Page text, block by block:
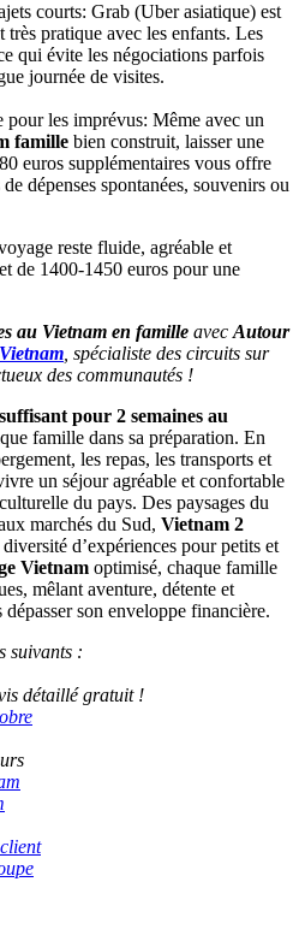
courts: Grab (Uber asiatique) est
très pratique avec les enfants. Les
qui évite les négociations parfois
journée de visites.
pour les imprévus: Même avec un
famille bien construit, laisser une
euros supplémentaires vous offre
dépenses spontanées, souvenirs ou
reste fluide, agréable et
de 1400-1450 euros pour une
au Vietnam en famille avec Autour
, spécialiste des circuits sur
des communautés !
pour 2 semaines au
famille dans sa préparation. En
les repas, les transports et
un séjour agréable et confortable
du pays. Des paysages du
marchés du Sud, Vietnam 2
d’expériences pour petits et
Vietnam optimisé, chaque famille
mêlant aventure, détente et
son enveloppe financière.
suivants :
détaillé gratuit !